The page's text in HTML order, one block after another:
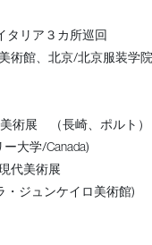
タリア３カ所巡回
館、北京/北京服装学院
術展 （長崎、ポルト）
ー大学/Canada)
代美術展
・ジュンケイロ美術館)